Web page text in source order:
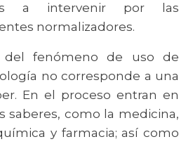
a intervenir por las
normalizadores.
del fenómeno de uso de
no corresponde a una
En el proceso entran en
saberes, como la medicina,
y farmacia; así como